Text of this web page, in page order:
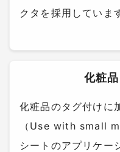
クタを採用していま
化粧
化粧品のタグ付けに
（Use with small
シートのアプリケー